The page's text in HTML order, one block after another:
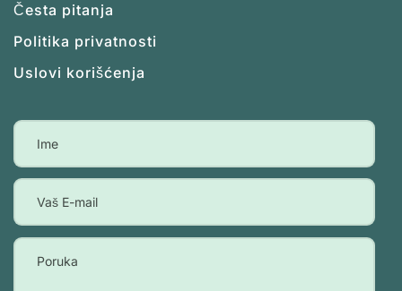
Česta pitanja
Politika privatnosti
Uslovi korišćenja